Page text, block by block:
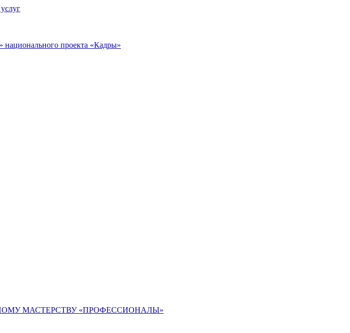
национального проекта «Кадры»
МАСТЕРСТВУ «ПРОФЕССИОНАЛЫ»